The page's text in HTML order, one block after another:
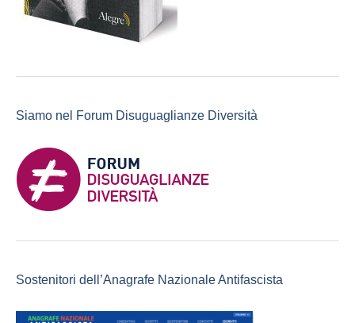
Siamo nel Forum Disuguaglianze Diversità
Sostenitori dell’Anagrafe Nazionale Antifascista